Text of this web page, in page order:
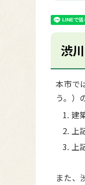
渋
本市で
う。）
建
上
上
また、